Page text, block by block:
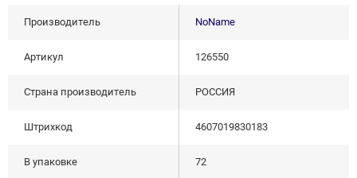
Производитель NoName
Артикул 126550
Страна производитель РОССИЯ
Штрихкод 4607019830183
В упаковке 72